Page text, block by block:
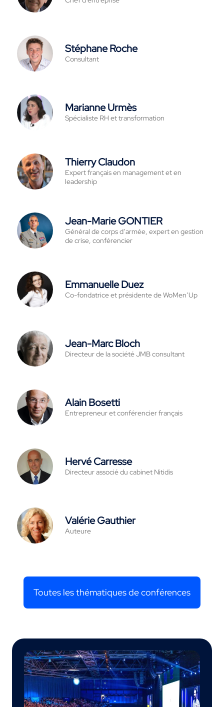
Stéphane Roche
Consultant
Marianne Urmès
Spécialiste RH et transformation
Thierry Claudon
Expert français en management et en
leadership
Jean-Marie GONTIER
Général de corps d’armée, expert en gestion
de crise, conférencier
Emmanuelle Duez
Co-fondatrice et présidente de WoMen’Up
Jean-Marc Bloch
Directeur de la société JMB consultant
Alain Bosetti
Entrepreneur et conférencier français
Hervé Carresse
Directeur associé du cabinet Nitidis
Valérie Gauthier
Auteure
Toutes les thématiques de conférences